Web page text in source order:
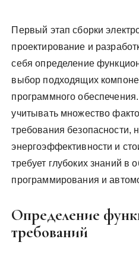
Первый этап сборки
проектирование и
себя определение
выбор подходящих
программного
учитывать множество
требования безопасности,
энергоэффективности и
требует глубоких знаний в
программирования и
Определение
требований